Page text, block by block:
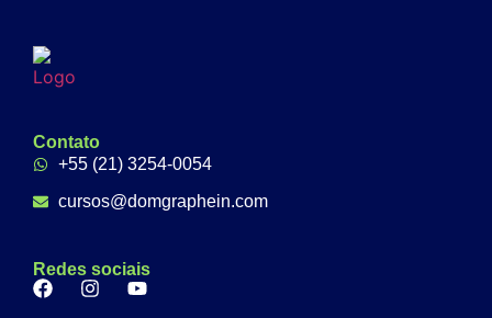
Contato
+55 (21) 3254-0054
cursos@domgraphein.com
Redes sociais